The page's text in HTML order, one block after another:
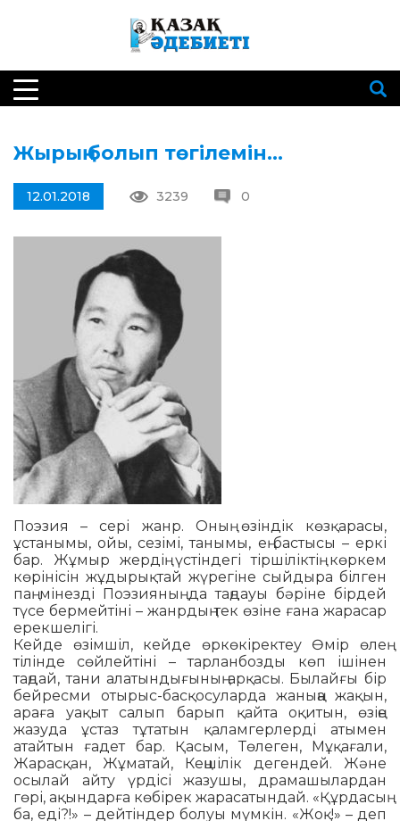
Жырың болып төгілемін…
12.01.2018 3239 0
Поэзия – сері жанр. Оның өзіндік көзқарасы,
ұстанымы, ойы, сезімі, танымы, ең бастысы – еркі
бар. Жұмыр жердің үстіндегі тіршіліктің көркем
көрінісін жұдырықтай жүрегіне сыйдыра білген
паң мінезді Поэзияның да таңдауы бәріне бірдей
түсе бермейтіні – жанрдың тек өзіне ғана жарасар
ерекшелігі.
Кейде өзімшіл, кейде өркөкіректеу Өмір өлең
тілінде сөйлейтіні – тар­ланбозды көп ішінен
таңдай, тани алатындығының арқасы. Былайғы бір
бейресми отырыс-басқосуларда жа­ныңа жақын,
араға уақыт салып барып қайта оқитын, өзіңе
жазуда ұстаз тұтатын қаламгерлерді атымен
атайтын ғадет бар. Қасым, Төлеген, Мұқағали,
Жарасқан, Жұматай, Кеңшілік де­ген­дей. Және
осылай айту үрдісі жазушы, драмашылардан
гөрі, ақын­дарға кө­бі­рек жарасатындай. «Құрдасың
ба, еді?!» – дейтіндер болуы мүмкін. «Жоқ!» – деп